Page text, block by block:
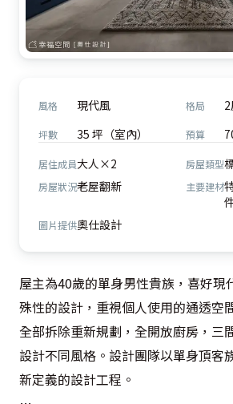
風格 現代風 格局
坪數 35 坪（室內） 預算
居住成員大人×2 房屋類型
房屋狀況老屋翻新 主要建材
圖片提供奧仕設計
屋主為40歲的單身男性貴族，喜好現
殊性的設計，重視個人使用的通透空
全部拆除重新規劃，全開放廚房，三
設計不同風格。設計團隊以單身頂客
新定義的設計工程。